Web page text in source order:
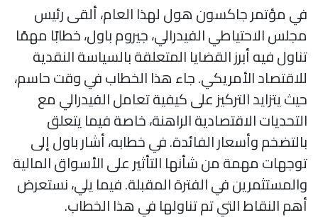
في مؤتمر جاكسون هول لهذا العام، ألقى رئيس
مجلس الاحتياطي الفيدرالي، جيروم باول، خطابًا مهمًا
تناول فيه أبرز القضايا المتعلقة بالسياسة النقدية
للاقتصاد الأمريكي. جاء هذا الخطاب في وقت حاسم،
حيث يتزايد التركيز على كيفية تعامل الفيدرالي مع
التحديات الاقتصادية الراهنة، خاصة فيما يتعلق
بالتضخم وأسعار الفائدة. في خطابه، أشار باول إلى
توجهات مهمة من شأنها التأثير على الأسواق المالية
والمستثمرين في الفترة المقبلة. فيما يلي، نستعرض
أهم النقاط التي تم تناولها في هذا الخطاب.